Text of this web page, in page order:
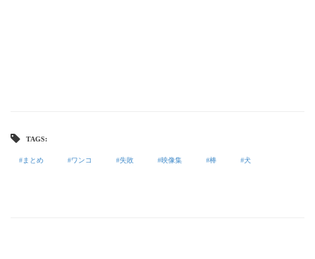
TAGS:
まとめ ワンコ 失敗 映像集 棒 犬